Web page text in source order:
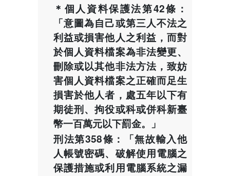
＊個人資料保護法第42條：
「意圖為自己或第三人不法之
利益或損害他人之利益，而對
於個人資料檔案為非法變更、
刪除或以其他非法方法，致妨
害個人資料檔案之正確而足生
損害於他人者，處五年以下有
期徒刑、拘役或科或併科新臺
幣一百萬元以下罰金。」
刑法第358條：「無故輸入他
人帳號密碼、破解使用電腦之
保護措施或利用電腦系統之漏